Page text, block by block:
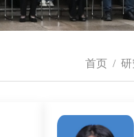
首页 / 研